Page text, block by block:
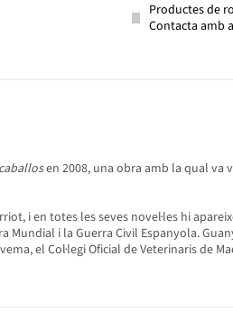
Productes de
Contacta amb
en 2008, una obra amb la qual va
i en totes les seves novel·les hi
i la Guerra Civil Espanyola.
el Col·legi Oficial de Veterinaris de